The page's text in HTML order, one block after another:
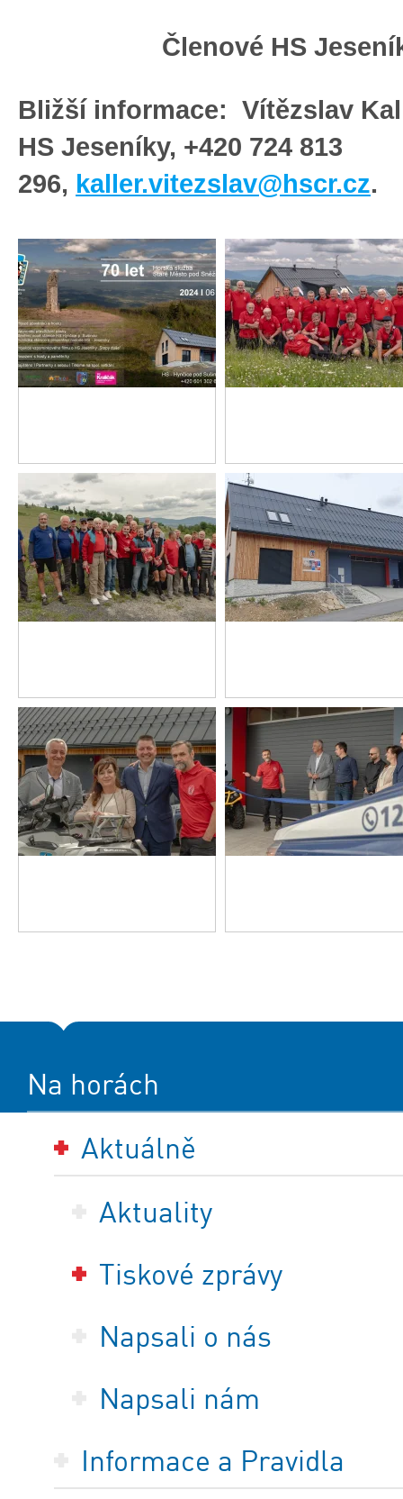
Členové HS
Bližší informace: Vítězslav
HS Jeseníky, +420 724 813
296, kaller.vitezslav@hscr.cz.
Na horách
Aktuálně
Aktuality
Tiskové zprávy
Napsali o nás
Napsali nám
Informace a Pravidla